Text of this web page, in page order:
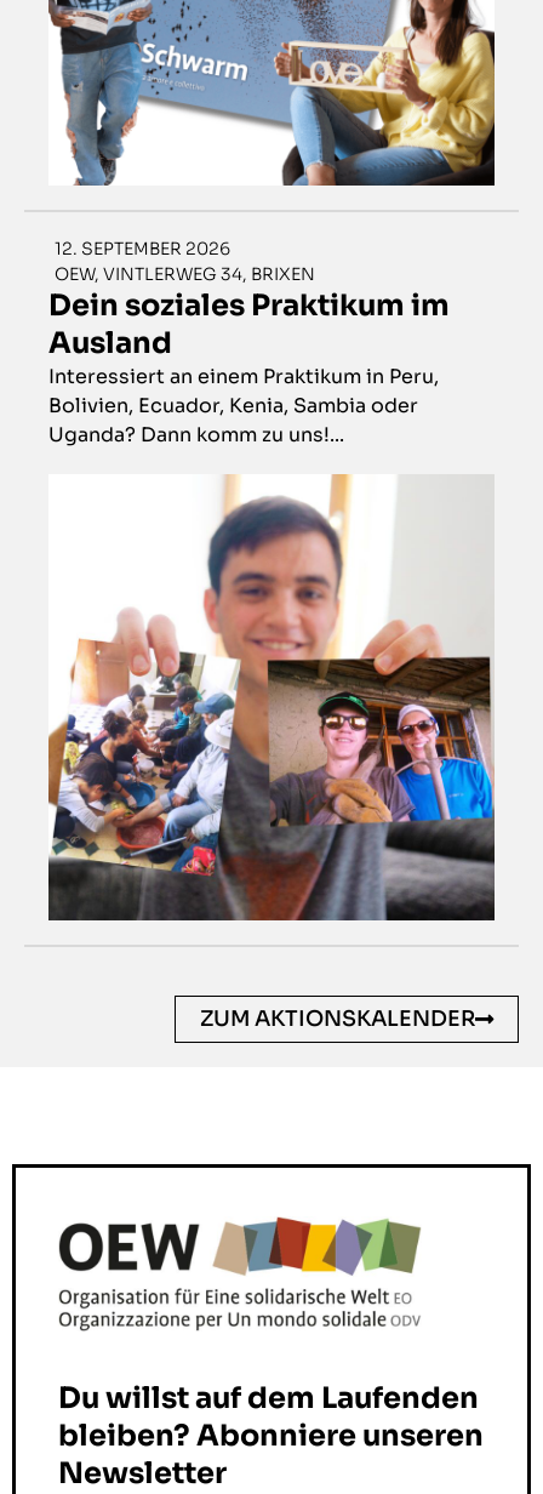
12. SEPTEMBER 2026
OEW, VINTLERWEG 34, BRIXEN
Dein soziales Praktikum im
Ausland
Interessiert an einem Praktikum in Peru,
Bolivien, Ecuador, Kenia, Sambia oder
Uganda? Dann komm zu uns!...
ZUM AKTIONSKALENDER
Du willst auf dem Laufenden
bleiben? Abonniere unseren
Newsletter